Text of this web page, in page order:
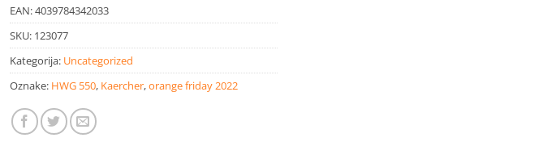
EAN:4039784342033
SKU: 123077
Kategorija: Uncategorized
Oznake: HWG 550, Kaercher,orange friday 2022